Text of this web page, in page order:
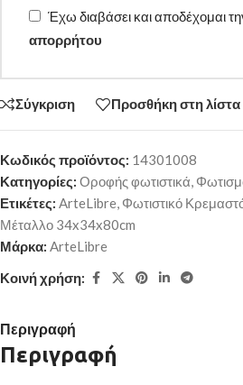
Έχω διαβάσει και αποδέχομαι
απορρήτου
Σύγκριση Προσθήκη στη λίστα
Κωδικός προϊόντος: 14301008
Κατηγορίες: Οροφής φωτιστικά,
Ετικέτες: ArteLibre, Φωτιστικό
Μέταλλο 34x34x80cm
Μάρκα: ArteLibre
Κοινή χρήση:
Περιγραφή
Περιγραφή